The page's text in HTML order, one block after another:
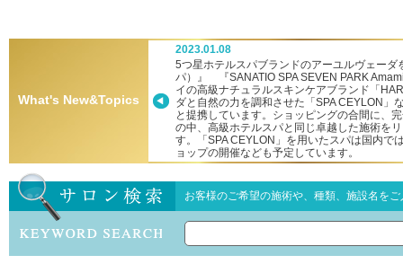
What's New&Topics
2023.01.08
5つ星ホテルスパブランドのアーユルヴェーダ
パ）』 『SANATIO SPA SEVEN PARK
イの高級ナチュラルスキンケアブランド「
ダと自然の力を調和させた「SPA CEYLON」
と提携しています。ショッピングの合間に、
の中、高級ホテルスパと同じ卓越した施術を
す。「SPA CEYLON」を用いたスパは国内で
ョップの開催なども予定しています。
お客様のご希望の施術や、種類、施設名を